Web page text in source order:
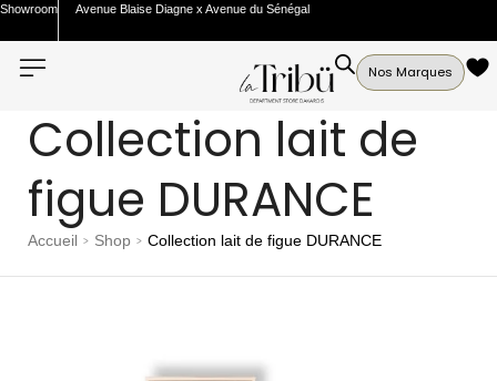
Showroom Avenue Blaise Diagne x Avenue du Sénégal
Nos Marques
Collection lait de
figue DURANCE
Accueil > Shop > Collection lait de figue DURANCE